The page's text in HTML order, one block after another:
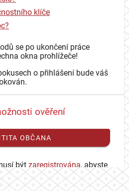
klíče
se po ukončení práce
okna prohlížeče!
o přihlášení bude váš
ověření
OBČANA
být zaregistrována, abyste
CAS účtu.